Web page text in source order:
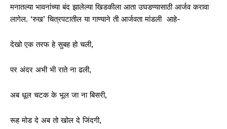
मनातल्या भावनांच्या बंद झालेल्या खिडकीला आता उघडण्यासाठी आर्जव करावा
लागेल. ‘रुख’ चित्रपटातील या गाण्याने ती आर्जवता मांडली आहे-
देखो एक तरफ हे सुबह हो चली,
पर अंदर अभी भी राते ना ढली,
अब धूल चटक के भूल जा ना बिसरी,
रूह मोड दे अब तो खोल दे जिंदगी,